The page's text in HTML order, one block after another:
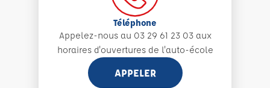
Téléphone
Appelez-nous au 03 29 61 23 03 aux
horaires d'ouvertures de l'auto-école
APPELER